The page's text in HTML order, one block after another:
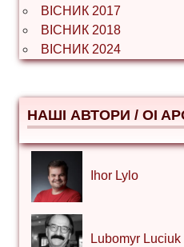
ВІСНИК 2017
ВІСНИК 2018
ВІСНИК 2024
НАШІ АВТОРИ / ΟΙ
Ihor Lylo
Lubomyr Luciuk